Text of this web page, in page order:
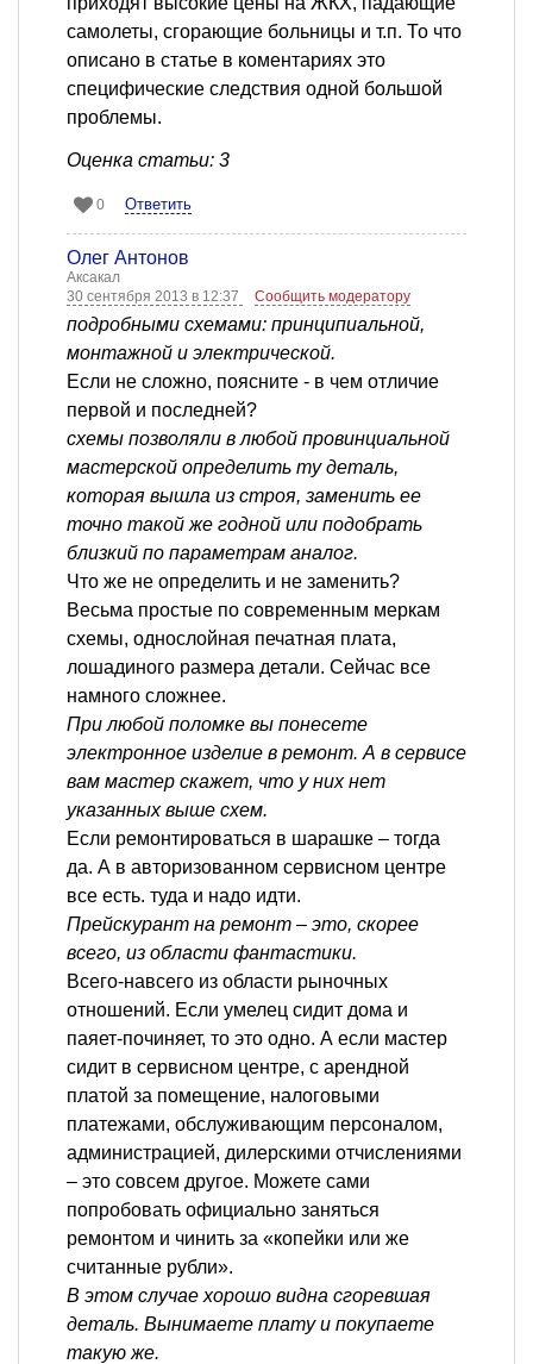
самолеты, сгорающие больницы и т.п. То что
описано в статье в коментариях это
специфические следствия одной большой
проблемы.
Оценка статьи: 3
0 Ответить
Олег Антонов
Аксакал
30 сентября 2013 в 12:37
Сообщить модератору
подробными схемами: принципиальной,
монтажной и электрической.
Если не сложно, поясните - в чем отличие
первой и последней?
схемы позволяли в любой провинциальной
мастерской определить ту деталь,
которая вышла из строя, заменить ее
точно такой же годной или подобрать
близкий по параметрам аналог.
Что же не определить и не заменить?
Весьма простые по современным меркам
схемы, однослойная печатная плата,
лошадиного размера детали. Сейчас все
намного сложнее.
При любой поломке вы понесете
электронное изделие в ремонт. А в сервисе
вам мастер скажет, что у них нет
указанных выше схем.
Если ремонтироваться в шарашке – тогда
да. А в авторизованном сервисном центре
все есть. туда и надо идти.
Прейскурант на ремонт – это, скорее
всего, из области фантастики.
Всего-навсего из области рыночных
отношений. Если умелец сидит дома и
паяет-починяет, то это одно. А если мастер
сидит в сервисном центре, с арендной
платой за помещение, налоговыми
платежами, обслуживающим персоналом,
администрацией, дилерскими отчислениями
– это совсем другое. Можете сами
попробовать официально заняться
ремонтом и чинить за «копейки или же
считанные рубли».
В этом случае хорошо видна сгоревшая
деталь. Вынимаете плату и покупаете
такую же.